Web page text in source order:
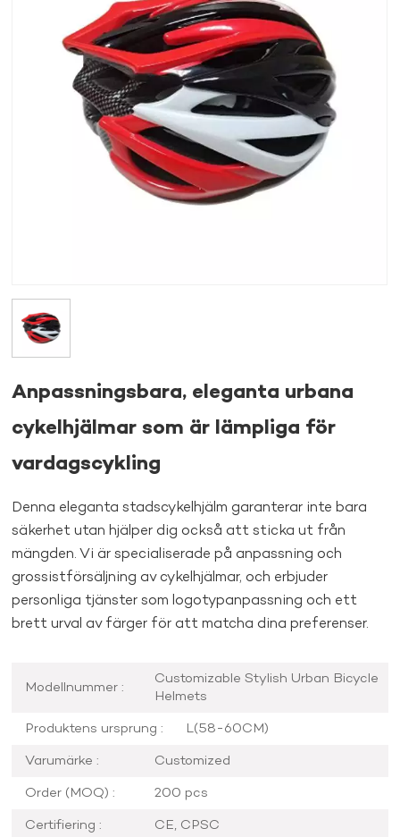
Anpassningsbara, eleganta urbana
cykelhjälmar som är lämpliga för
vardagscykling
Denna eleganta stadscykelhjälm garanterar inte bara
säkerhet utan hjälper dig också att sticka ut från
mängden. Vi är specialiserade på anpassning och
grossistförsäljning av cykelhjälmar, och erbjuder
personliga tjänster som logotypanpassning och ett
brett urval av färger för att matcha dina preferenser.
Modellnummer :
Customizable Stylish Urban Bicycle
Helmets
Produktens ursprung :
L(58-60CM)
Varumärke :
Customized
Order (MOQ) :
200 pcs
Certifiering :
CE, CPSC